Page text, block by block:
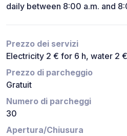
daily between 8:00 a.m. and
Prezzo dei servizi
Electricity 2 € for 6 h, water 2
Prezzo di parcheggio
Gratuit
Numero di parcheggi
30
Apertura/Chiusura